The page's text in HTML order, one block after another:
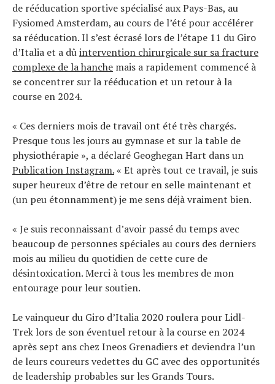
de rééducation sportive spécialisé aux Pays-Bas, au
Fysiomed Amsterdam, au cours de l’été pour accélérer
sa rééducation. Il s’est écrasé lors de l’étape 11 du Giro
d’Italia et a dûintervention chirurgicale sur sa fracture
complexe de la hanche mais a rapidement commencé à
se concentrer sur la rééducation et un retour à la
course en 2024.
« Ces derniers mois de travail ont été très chargés.
Presque tous les jours au gymnase et sur la table de
physiothérapie », a déclaré Geoghegan Hart dans un
Publication Instagram.« Et après tout ce travail, je suis
super heureux d’être de retour en selle maintenant et
(un peu étonnamment) je me sens déjà vraiment bien.
« Je suis reconnaissant d’avoir passé du temps avec
beaucoup de personnes spéciales au cours des derniers
mois au milieu du quotidien de cette cure de
désintoxication. Merci à tous les membres de mon
entourage pour leur soutien.
Le vainqueur du Giro d’Italia 2020 roulera pour Lidl-
Trek lors de son éventuel retour à la course en 2024
après sept ans chez Ineos Grenadiers et deviendra l’un
de leurs coureurs vedettes du GC avec des opportunités
de leadership probables sur les Grands Tours.